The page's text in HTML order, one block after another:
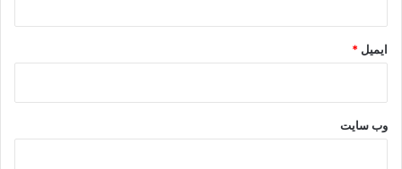
ایمیل *
وب‌ سایت